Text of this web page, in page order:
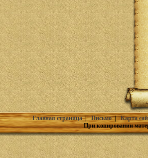
Главная страница|Письмо|Карта
При копировании